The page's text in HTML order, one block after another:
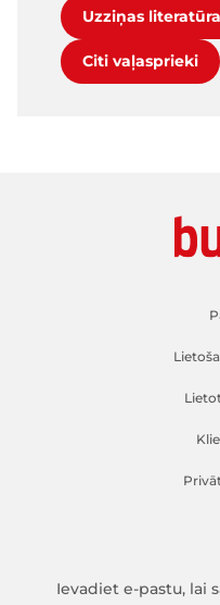
Uzziņas
Citi vaļasprieki
Ievadiet e-pastu, lai